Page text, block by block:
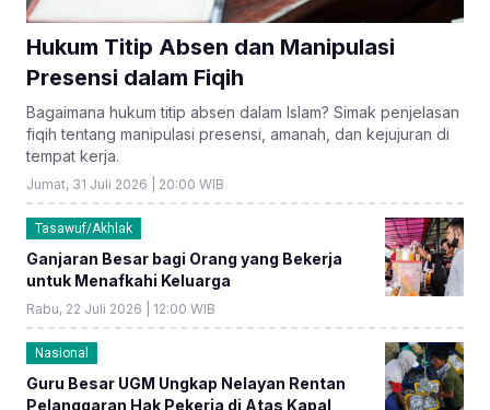
Hukum Titip Absen dan Manipulasi
Presensi dalam Fiqih
Bagaimana hukum titip absen dalam Islam? Simak penjelasan
fiqih tentang manipulasi presensi, amanah, dan kejujuran di
tempat kerja.
Jumat, 31 Juli 2026 | 20:00 WIB
Tasawuf/Akhlak
Ganjaran Besar bagi Orang yang Bekerja
untuk Menafkahi Keluarga
Rabu, 22 Juli 2026 | 12:00 WIB
Nasional
Guru Besar UGM Ungkap Nelayan Rentan
Pelanggaran Hak Pekerja di Atas Kapal